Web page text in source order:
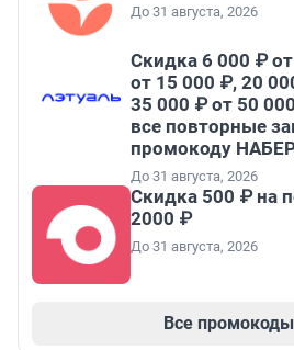
До 31 августа, 2026
Скидка 6 000 ₽
от 15 000 ₽, 20
35 000 ₽ от 50
все повторные
промокоду
До 31 августа, 2026
Скидка 500 ₽ на
2000 ₽
До 31 августа, 2026
Все промокоды